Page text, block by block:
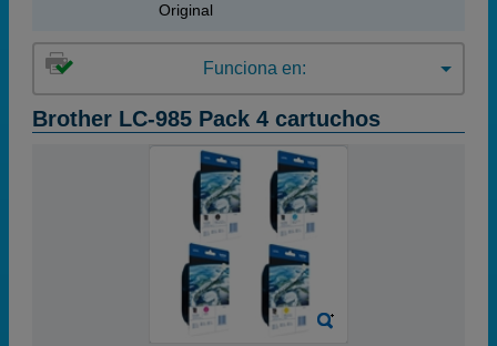
Original
Funciona en:
Brother LC-985 Pack 4 cartuchos